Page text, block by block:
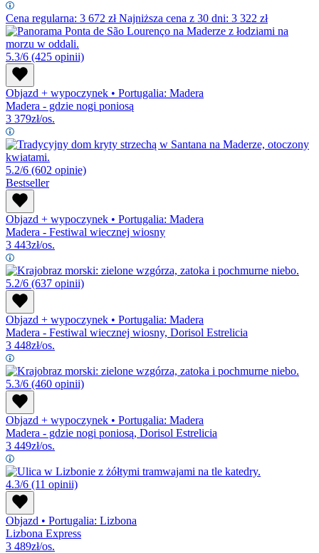
Cena regularna: 3 672 złNajniższa cena z 30 dni: 3 322 zł
5.3/6 (425 opinii)
Objazd + wypoczynek • Portugalia: Madera
Madera - gdzie nogi poniosą
3 379zł/os.
5.2/6 (602 opinie)
Bestseller
Objazd + wypoczynek • Portugalia: Madera
Madera - Festiwal wiecznej wiosny
3 443zł/os.
5.2/6 (637 opinii)
Objazd + wypoczynek • Portugalia: Madera
Madera - Festiwal wiecznej wiosny, Dorisol Estrelicia
3 448zł/os.
5.3/6 (460 opinii)
Objazd + wypoczynek • Portugalia: Madera
Madera - gdzie nogi poniosą, Dorisol Estrelicia
3 449zł/os.
4.3/6 (11 opinii)
Objazd • Portugalia: Lizbona
Lizbona Express
3 489zł/os.